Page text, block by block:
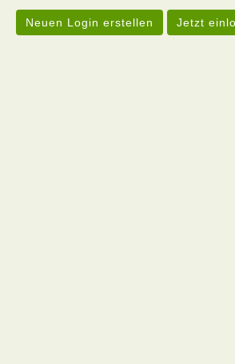
Neuen Login erstellen Jetzt